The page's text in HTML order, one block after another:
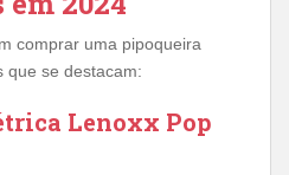
comprar uma pipoqueira
que se destacam:
Lenoxx Pop